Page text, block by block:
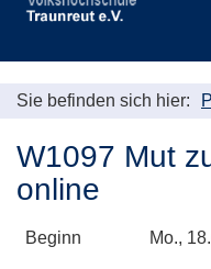
Sie befinden sich hier:
W1097 Mut
online
Beginn Mo.,